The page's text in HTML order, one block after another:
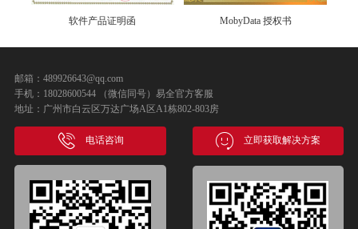
软件产品证明函 MobyData 授权书
邮箱：489926643@qq.com
手机：18028600544 （微信同号）易全官方客服
地址：广州市白云区万达广场A区A1栋802-803房
电话咨询 立即获取解决方案